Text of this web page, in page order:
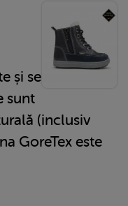
și se
sunt
(inclusiv
GoreTex este